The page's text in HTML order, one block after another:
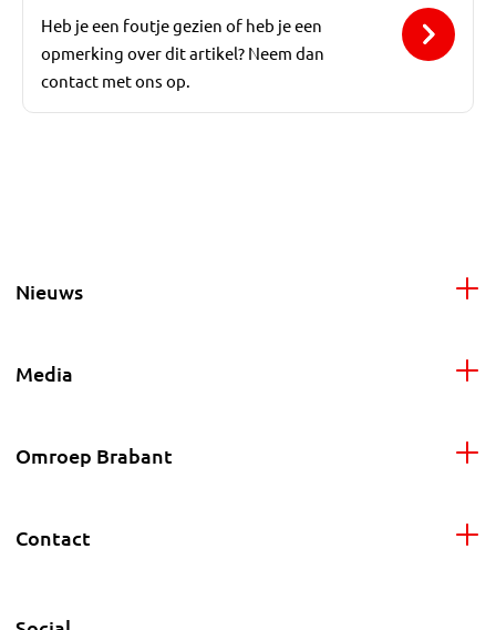
Heb je een foutje gezien of heb je een
opmerking over dit artikel? Neem dan
contact met ons op.
Nieuws
Media
Omroep Brabant
Contact